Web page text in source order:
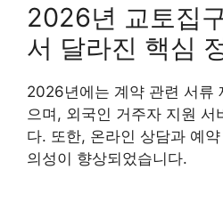
2026년 교토집
서 달라진 핵심
2026년에는 계약 관련 서류
으며, 외국인 거주자 지원 서
다. 또한, 온라인 상담과 예
의성이 향상되었습니다.